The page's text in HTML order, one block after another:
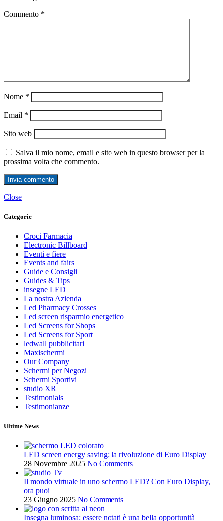
Commento *
Nome *
Email *
Sito web
Salva il mio nome, email e sito web in questo browser per la
prossima volta che commento.
Close
Categorie
Croci Farmacia
Electronic Billboard
Eventi e fiere
Events and fairs
Guide e Consigli
Guides & Tips
insegne LED
La nostra Azienda
Led Pharmacy Crosses
Led screen risparmio energetico
Led Screens for Shops
Led Screens for Sport
ledwall pubblicitari
Maxischermi
Our Company
Schermi per Negozi
Schermi Sportivi
studio XR
Testimonials
Testimonianze
Ultime News
LED screen energy saving: la rivoluzione di Euro Display
28 Novembre 2025 No Comments
Il mondo virtuale in uno schermo LED? Con Euro Display,
ora puoi
23 Giugno 2025 No Comments
Insegna luminosa: essere notati è una bella opportunità